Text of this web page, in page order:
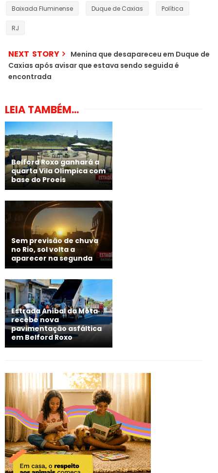
Baixada Fluminense Duque de Caxias Política
RJ
NEXT STORY
Menina que desapareceu em Duque de
Caxias após avisar que estava sendo seguida é
encontrada
LEIA TAMBÉM...
Belford Roxo ganhará a
quarta Vila Olímpica com
base do Proeis
Sem previsão de chuva
no Rio, sol volta a
aparecer na segunda
Estrada Aníbal da Mota
recebe nova
pavimentação asfáltica
em Belford Roxo